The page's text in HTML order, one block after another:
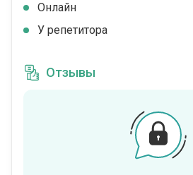
Онлайн
У репетитора
Отзывы